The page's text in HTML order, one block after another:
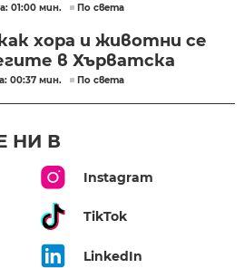
01:00 мин. По света
хора и животни се
в Хърватска
00:37 мин. По света
НИ В
Instagram
TikTok
LinkedIn